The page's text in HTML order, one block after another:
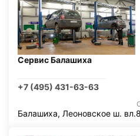
Сервис Балашиха
+7 (495) 431-63-63
Балашиха, Леоновское ш. вл.8